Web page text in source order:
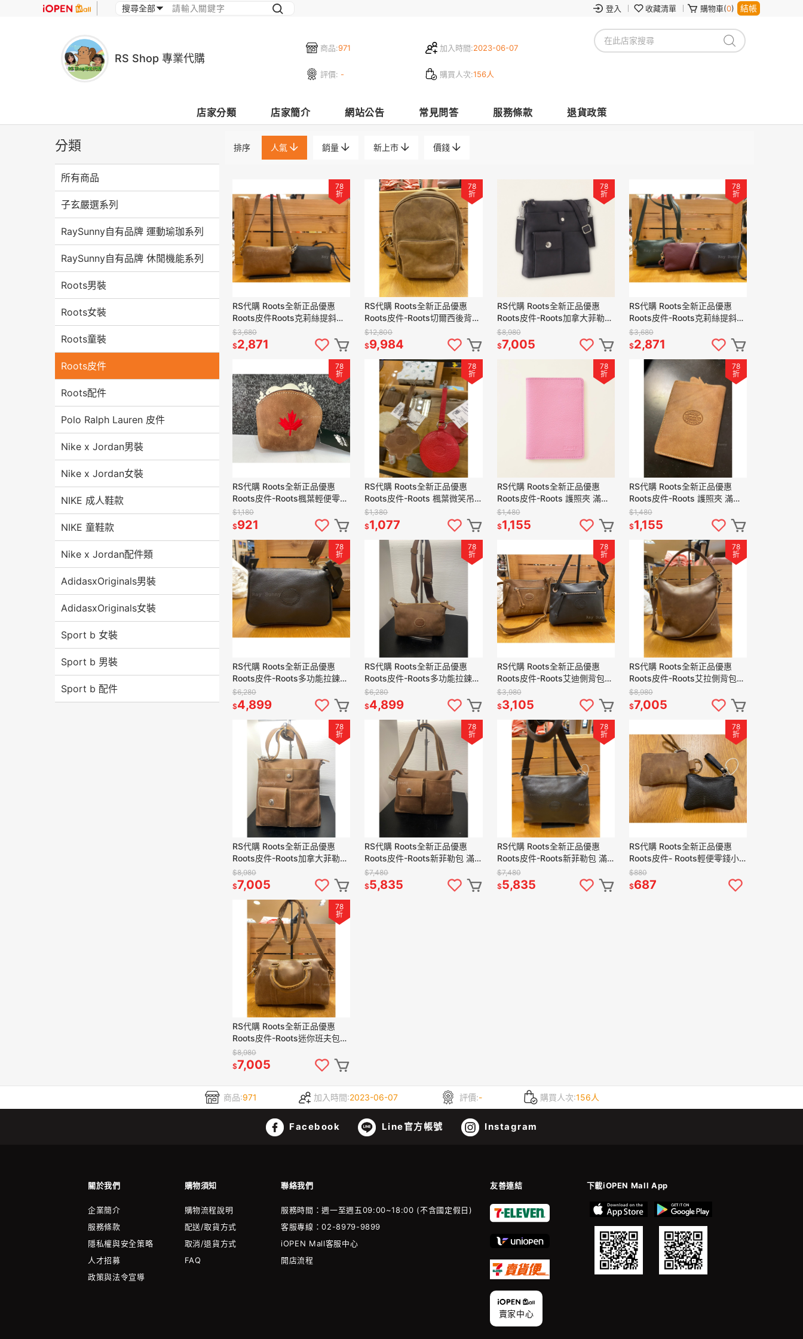
登入 收藏清單 購物車(0) 結帳
商品:971 加入時間:2023-06-07
評價: - 購買人次:156人
RS Shop 專業代購
店家分類 店家簡介 網站公告 常見問答 服務條款 退貨政策
分類
所有商品
子玄嚴選系列
RaySunny自有品牌 運動瑜珈系列
RaySunny自有品牌 休閒機能系列
Roots男裝
Roots女裝
Roots童裝
Roots皮件
Roots配件
Polo Ralph Lauren 皮件
Nike x Jordan男裝
Nike x Jordan女裝
NIKE 成人鞋款
NIKE 童鞋款
Nike x Jordan配件類
AdidasxOriginals男裝
AdidasxOriginals女裝
Sport b 女裝
Sport b 男裝
Sport b 配件
排序 人氣 銷量 新上市 價錢
78
折
RS代購 Roots全新正品優惠
Roots皮件Roots克莉絲提斜背
包 滿額贈購物袋
$3,680
$2,871
78
折
RS代購 Roots全新正品優惠
Roots皮件-Roots切爾西後背包
滿額贈購物袋
$12,800
$9,984
78
折
RS代購 Roots全新正品優惠
Roots皮件-Roots加拿大菲勒包
滿額贈購物袋
$8,980
$7,005
78
折
RS代購 Roots全新正品優惠
Roots皮件-Roots克莉絲提斜背
包 滿額贈購物袋
$3,680
$2,871
78
折
RS代購 Roots全新正品優惠
Roots皮件-Roots楓葉輕便零錢
小包 滿額贈購物袋
$1,180
$921
78
折
RS代購 Roots全新正品優惠
Roots皮件-Roots 楓葉微笑吊
飾 滿額贈購物袋
$1,380
$1,077
78
折
RS代購 Roots全新正品優惠
Roots皮件-Roots 護照夾 滿額
贈購物袋
$1,480
$1,155
78
折
RS代購 Roots全新正品優惠
Roots皮件-Roots 護照夾 滿額
贈購物袋
$1,480
$1,155
78
折
RS代購 Roots全新正品優惠
Roots皮件-Roots多功能拉鍊子
母包 滿額贈購物袋
$6,280
$4,899
78
折
RS代購 Roots全新正品優惠
Roots皮件-Roots多功能拉鍊子
母包 滿額贈購物袋
$6,280
$4,899
78
折
RS代購 Roots全新正品優惠
Roots皮件-Roots艾迪側背包
滿額贈購物袋
$3,980
$3,105
78
折
RS代購 Roots全新正品優惠
Roots皮件-Roots艾拉側背包
滿額贈購物袋
$8,980
$7,005
78
折
RS代購 Roots全新正品優惠
Roots皮件-Roots加拿大菲勒包
滿額贈購物袋
$8,980
$7,005
78
折
RS代購 Roots全新正品優惠
Roots皮件-Roots新菲勒包 滿
額贈購物袋
$7,480
$5,835
78
折
RS代購 Roots全新正品優惠
Roots皮件-Roots新菲勒包 滿
額贈購物袋
$7,480
$5,835
78
折
RS代購 Roots全新正品優惠
Roots皮件- Roots輕便零錢小
包 滿額贈購物袋
$880
$687
78
折
RS代購 Roots全新正品優惠
Roots皮件-Roots迷你班夫包
滿額贈購物袋
$8,980
$7,005
商品:971 加入時間:2023-06-07 評價:- 購買人次:156人
Facebook Line官方帳號 Instagram
關於我們 購物須知 聯絡我們 友善連結 下載iOPEN Mall App
企業簡介
服務條款
隱私權與安全策略
人才招募
政策與法令宣導
購物流程說明
配送/取貨方式
取消/退貨方式
FAQ
服務時間：週一至週五09:00~18:00 (不含國定假日)
客服專線：02-8979-9899
iOPEN Mall客服中心
開店流程
賣家中心